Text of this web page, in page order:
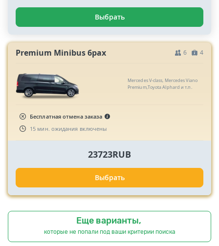
Выбрать
Premium Minibus 6pax 6 4
Mercedes V-class, Mercedes Viano
Premium,Toyota Alphard и т.п.
Бесплатная отмена заказа
15 мин. ожидания включены
23723RUB
Выбрать
Еще варианты,
которые не попали под ваши критерии поиска